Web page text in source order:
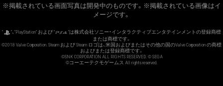
※掲載されている画面写真は開発中のものです。※掲載されている画像はイ
メージです。
“ ”、“PlayStation” および “
”は株式会社ソニー・インタラクティブエンタテインメントの登録商標
または商標です。
©2018 Valve Corporation. Steam および Steam ロゴは、米国およびまたはその他の国のValve Corporation の商標
およびまたは登録商標です。
©SNK CORPORATION ALL RIGHTS RESERVED. © SEGA
©コーエーテクモゲームス All rights reserved.